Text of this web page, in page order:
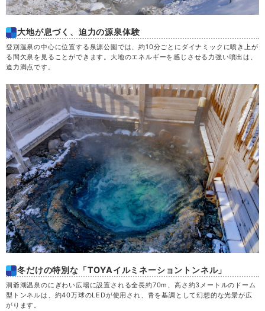
大地が息づく、迫力の源泉体験
登別温泉の中心に位置する泉源公園では、約10分ごとにダイナミックに噴き上が
る間欠泉を見ることができます。大地のエネルギーを感じさせる力強い噴出は、
迫力満点です。
冬だけの特別な「TOYAイルミネーショントンネル」
洞爺湖温泉のにぎわい広場に設置される全長約70m、高さ約3メートルのドーム
型トンネルは、約40万球のLEDが使用され、青を基調として幻想的な光景が広
がります。